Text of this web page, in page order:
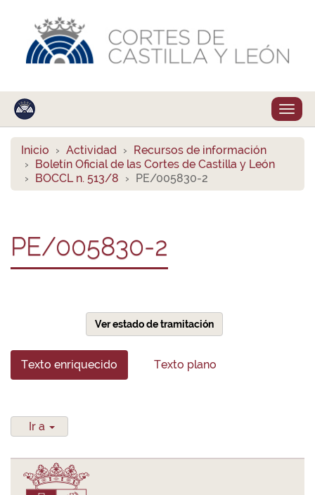
Inicio Actividad
Recursos de información
Boletín Oficial de las Cortes de Castilla y León
BOCCL n. 513/8
PE/005830-2
PE/005830-2
Ver estado de tramitación
Texto enriquecido Texto plano
Ir a